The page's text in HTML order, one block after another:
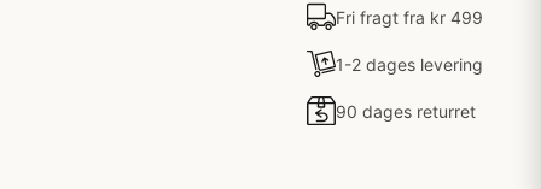
Fri fragt fra kr 499
1-2 dages levering
90 dages returret